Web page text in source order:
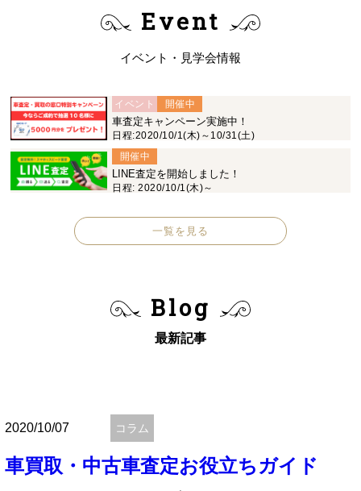
Event
イベント・見学会情報
イベント 開催中
車査定キャンペーン実施中！
日程:2020/10/1(木)～10/31(土)
開催中
LINE査定を開始しました！
日程: 2020/10/1(木)～
一覧を見る
Blog
最新記事
2020/10/07 コラム
車買取・中古車査定お役立ちガイド